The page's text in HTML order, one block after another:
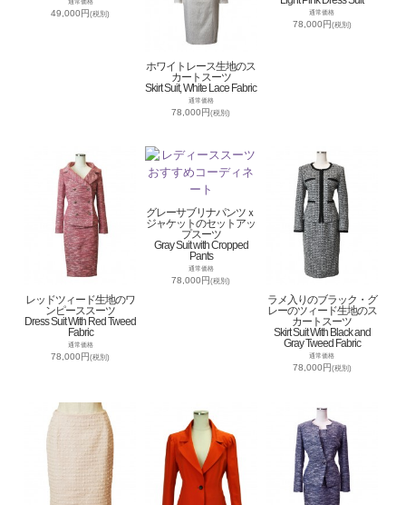
通常価格
49,000円(税別)
ホワイトレース生地のス
カートスーツ
Skirt Suit, White Lace Fabric
通常価格
78,000円(税別)
通常価格
78,000円 (税別)
レッドツィード生地のワ
ンピーススーツ
Dress Suit With Red Tweed
Fabric
通常価格
78,000円(税別)
グレーサブリナパンツｘ
ジャケットのセットアッ
プスーツ
Gray Suit with Cropped
Pants
通常価格
78,000円(税別)
ラメ入りのブラック・グ
レーのツィード生地のス
カートスーツ
Skirt Suit With Black and
Gray Tweed Fabric
通常価格
78,000円(税別)